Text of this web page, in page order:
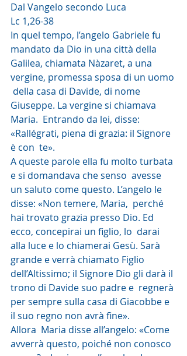
Dal Vangelo secondo Luca
Lc 1,26-38
In quel tempo, l’angelo Gabriele fu
mandato da Dio in una città della
Galilea, chiamata Nàzaret, a una
vergine, promessa sposa di un uomo
della casa di Davide, di nome
Giuseppe. La vergine si chiamava
Maria.  Entrando da lei, disse:
«Rallégrati, piena di grazia: il Signore
è con  te».
A queste parole ella fu molto turbata
e si domandava che senso  avesse
un saluto come questo. L’angelo le
disse: «Non temere, Maria,  perché
hai trovato grazia presso Dio. Ed
ecco, concepirai un figlio, lo  darai
alla luce e lo chiamerai Gesù. Sarà
grande e verrà chiamato Figlio
dell’Altissimo; il Signore Dio gli darà il
trono di Davide suo padre e  regnerà
per sempre sulla casa di Giacobbe e
il suo regno non avrà fine».
Allora  Maria disse all’angelo: «Come
avverrà questo, poiché non conosco